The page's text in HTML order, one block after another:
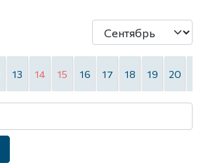
13 14 15 16 17 18 19 20